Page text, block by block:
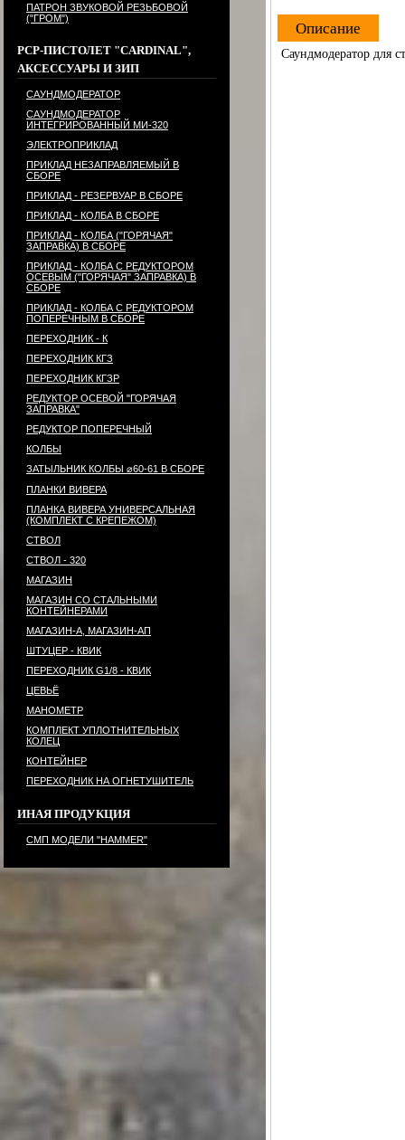
ПАТРОН ЗВУКОВОЙ РЕЗЬБОВОЙ
("ГРОМ")
PCP-ПИСТОЛЕТ "CARDINAL",
АКСЕССУАРЫ И ЗИП
САУНДМОДЕРАТОР
САУНДМОДЕРАТОР
ИНТЕГРИРОВАННЫЙ МИ-320
ЭЛЕКТРОПРИКЛАД
ПРИКЛАД НЕЗАПРАВЛЯЕМЫЙ В
СБОРЕ
ПРИКЛАД - РЕЗЕРВУАР В СБОРЕ
ПРИКЛАД - КОЛБА В СБОРЕ
ПРИКЛАД - КОЛБА ("ГОРЯЧАЯ"
ЗАПРАВКА) В СБОРЕ
ПРИКЛАД - КОЛБА С РЕДУКТОРОМ
ОСЕВЫМ ("ГОРЯЧАЯ" ЗАПРАВКА) В
СБОРЕ
ПРИКЛАД - КОЛБА С РЕДУКТОРОМ
ПОПЕРЕЧНЫМ В СБОРЕ
ПЕРЕХОДНИК - К
ПЕРЕХОДНИК КГЗ
ПЕРЕХОДНИК КГЗР
РЕДУКТОР ОСЕВОЙ "ГОРЯЧАЯ
ЗАПРАВКА"
РЕДУКТОР ПОПЕРЕЧНЫЙ
КОЛБЫ
ЗАТЫЛЬНИК КОЛБЫ ⌀60-61 В СБОРЕ
ПЛАНКИ ВИВЕРА
ПЛАНКА ВИВЕРА УНИВЕРСАЛЬНАЯ
(КОМПЛЕКТ С КРЕПЕЖОМ)
СТВОЛ
СТВОЛ - 320
МАГАЗИН
МАГАЗИН СО СТАЛЬНЫМИ
КОНТЕЙНЕРАМИ
МАГАЗИН-А, МАГАЗИН-АП
ШТУЦЕР - КВИК
ПЕРЕХОДНИК G1/8 - КВИК
ЦЕВЬЁ
МАНОМЕТР
КОМПЛЕКТ УПЛОТНИТЕЛЬНЫХ
КОЛЕЦ
КОНТЕЙНЕР
ПЕРЕХОДНИК НА ОГНЕТУШИТЕЛЬ
ИНАЯ ПРОДУКЦИЯ
СМП МОДЕЛИ "HAMMER"
Описание
Саундмодератор для